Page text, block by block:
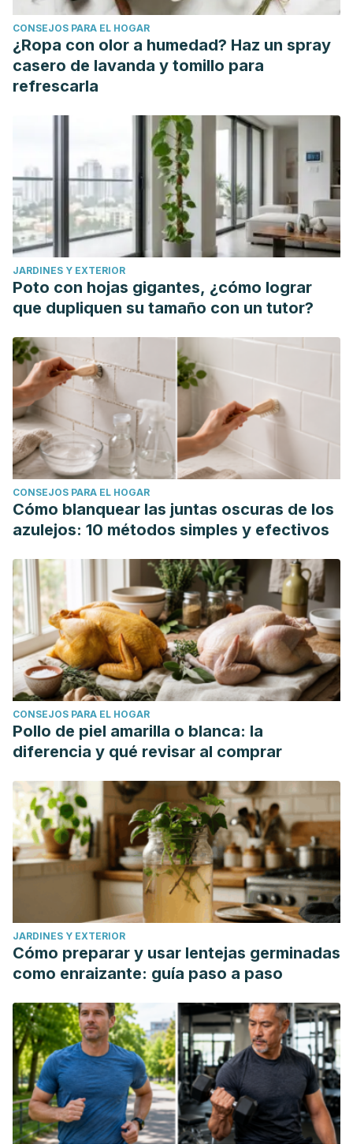
Applications. Molecules
. 2019;24(11):2172. Published 2019
Jun 10. doi:10.3390/molecules24112172
Miraj S, Alesaeidi S. A systematic review study of
therapeutic effects of Matricaria recuitta chamomile
Published 2016 Sep 20. doi:10.19082/3024
Lauche, R., Gräf, N., Cramer, H., Al-Abtah, J., Dobos, G., &
Saha, F. J. (2016). Efficacy of cabbage leaf wraps in the
treatment of symptomatic osteoarthritis of the knee a
randomized controlled trial. Clinical Journal of Pain.
https://doi.org/10.1097/AJP.0000000000000352
CONSEJOS PARA EL HOGAR
¿Ropa con olor a humedad? Haz un spray
casero de lavanda y tomillo para
refrescarla
JARDINES Y EXTERIOR
Poto con hojas gigantes, ¿cómo lograr
que dupliquen su tamaño con un tutor?
CONSEJOS PARA EL HOGAR
Cómo blanquear las juntas oscuras de los
azulejos: 10 métodos simples y efectivos
CONSEJOS PARA EL HOGAR
Pollo de piel amarilla o blanca: la
diferencia y qué revisar al comprar
JARDINES Y EXTERIOR
Cómo preparar y usar lentejas germinadas
como enraizante: guía paso a paso